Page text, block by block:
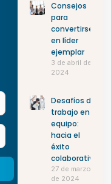
Consejos
para
convertirse
en líder
ejemplar
3 de abril de
2024
Desafíos del
trabajo en
equipo:
hacia el
éxito
colaborativo
27 de marzo
de 2024